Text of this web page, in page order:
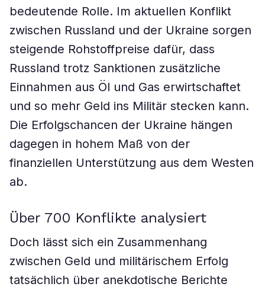
bedeutende Rolle. Im aktuellen Konflikt
zwischen Russland und der Ukraine sorgen
steigende Rohstoffpreise dafür, dass
Russland trotz Sanktionen zusätzliche
Einnahmen aus Öl und Gas erwirtschaftet
und so mehr Geld ins Militär stecken kann.
Die Erfolgschancen der Ukraine hängen
dagegen in hohem Maß von der
finanziellen Unterstützung aus dem Westen
ab.
Über 700 Konflikte analysiert
Doch lässt sich ein Zusammenhang
zwischen Geld und militärischem Erfolg
tatsächlich über anekdotische Berichte